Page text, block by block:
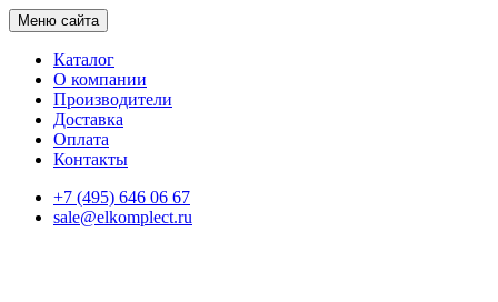
Меню сайта
Каталог
О компании
Производители
Доставка
Оплата
Контакты
+7 (495) 646 06 67
sale@elkomplect.ru